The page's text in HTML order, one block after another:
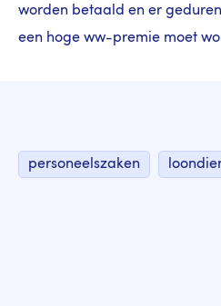
worden betaald en er
een hoge ww-premie moet
personeelszaken